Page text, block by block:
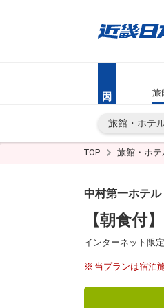
旅
旅館・ホテ
TOP 旅館・ホテ
中村第一ホテ
【朝食付
インターネット限定
当プランは宿泊